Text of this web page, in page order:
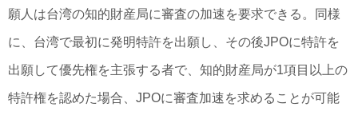
願人は台湾の知的財産局に審査の加速を要求できる。同様
に、台湾で最初に発明特許を出願し、その後JPOに特許を
出願して優先権を主張する者で、知的財産局が1項目以上の
特許権を認めた場合、JPOに審査加速を求めることが可能